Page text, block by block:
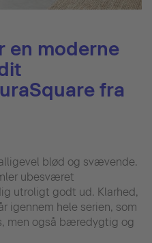
en moderne
fra
blød og svævende.
ubesværet
utroligt godt ud. Klarhed,
igennem hele serien, som
men også bæredygtig og